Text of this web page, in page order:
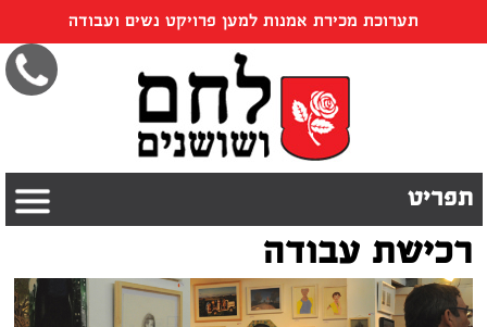
תערוכת מכירת אמנות למען פרויקט נשים ועבודה
תפריט
רכישת עבודה